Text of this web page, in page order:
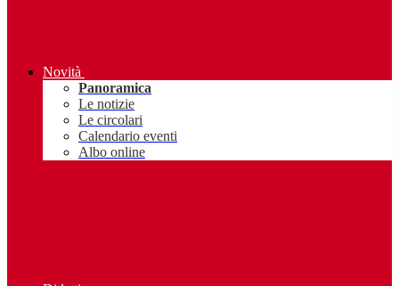
Novità
Panoramica
Le notizie
Le circolari
Calendario eventi
Albo online